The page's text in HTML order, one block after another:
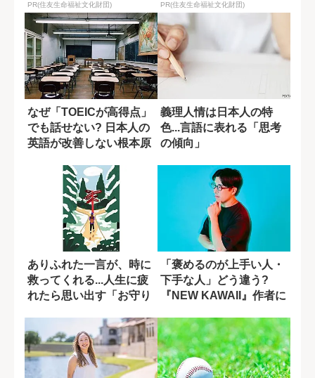
PR(住友生命福祉文化財団) PR(住友生命福祉文化財団)
なぜ「TOEICが高得点」
でも話せない? 日本人の
英語が改善しない根本原
義理人情は日本人の特
色...言語に表れる「思考
の傾向」
ありふれた一言が、時に
救ってくれる...人生に疲
れたら思い出す「お守り
「褒めるのが上手い人・
下手な人」どう違う?
『NEW KAWAII』作者に